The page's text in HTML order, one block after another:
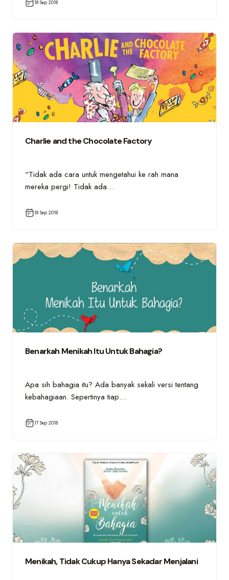
18 Sep 2018
Charlie and the Chocolate Factory
“Tidak ada cara untuk mengetahui ke rah mana
mereka pergi! Tidak ada…
18 Sep 2018
Benarkah Menikah Itu Untuk Bahagia?
Apa sih bahagia itu? Ada banyak sekali versi tentang
kebahagiaan. Sepertinya tiap…
17 Sep 2018
Menikah, Tidak Cukup Hanya Sekadar Menjalani